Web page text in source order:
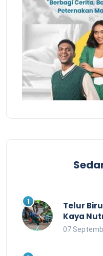
Telur
Kaya
07